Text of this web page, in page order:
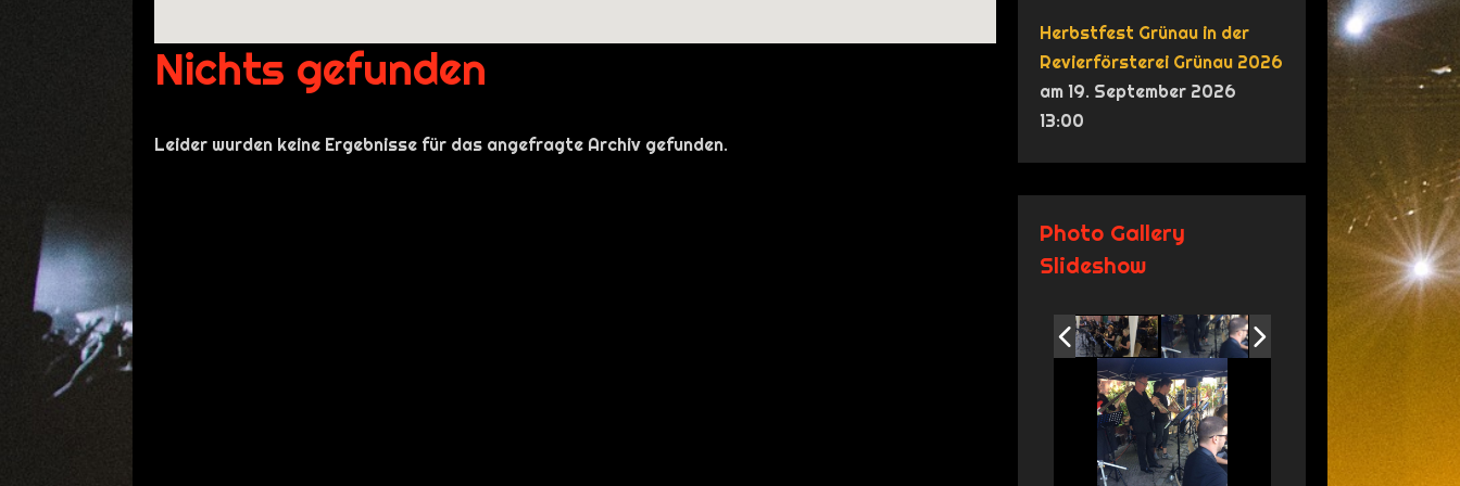
Nichts gefunden
Leider wurden keine Ergebnisse für das angefragte Archiv gefunden.
Herbstfest Grünau in der
Revierförsterei Grünau 2026
am 19. September 2026
13:00
Photo Gallery
Slideshow